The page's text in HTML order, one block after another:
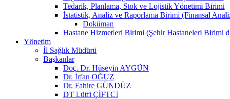
Tedarik, Planlama, Stok ve Lojistik Yönetimi Birimi
İstatistik, Analiz ve Raporlama Birimi (Finansal
Doküman
Hastane Hizmetleri Birimi (Şehir Hastaneleri Birimi
Yönetim
İl Sağlık Müdürü
Başkanlar
Doç. Dr. Hüseyin AYGÜN
Dr. İrfan OĞUZ
Dr. Fahire GÜNDÜZ
DT Lütfi ÇİFTCİ